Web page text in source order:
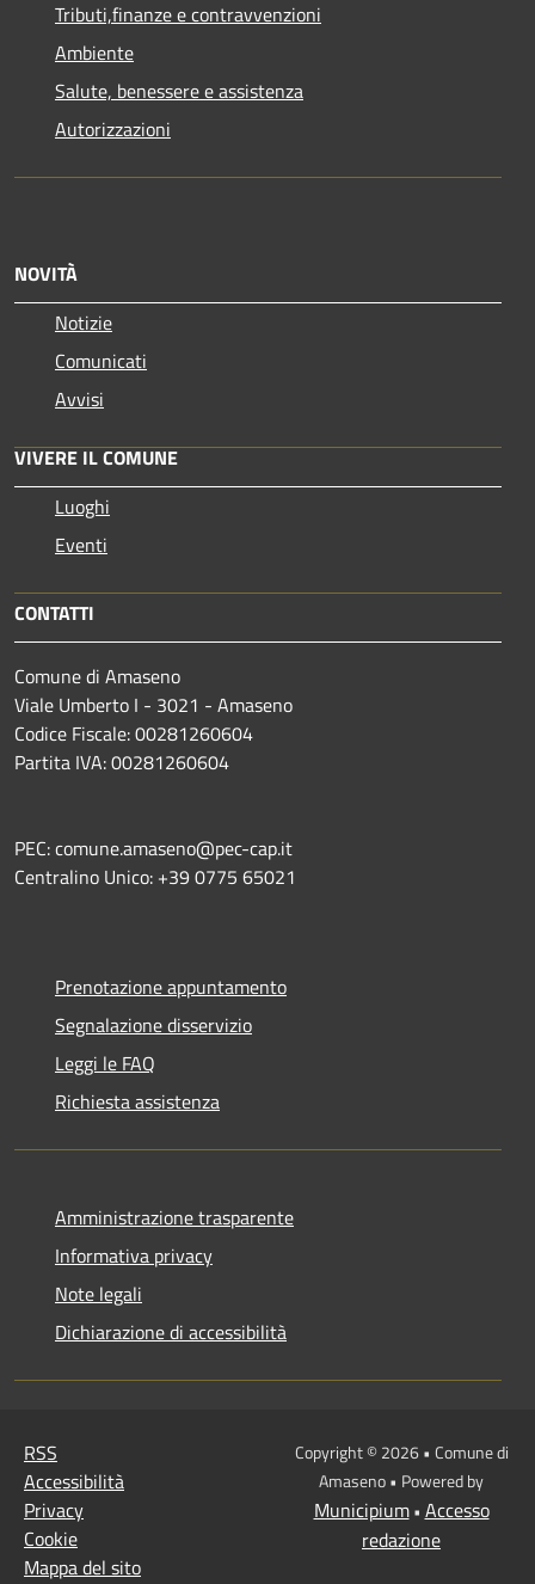
Tributi,finanze e contravvenzioni
Ambiente
Salute, benessere e assistenza
Autorizzazioni
NOVITÀ
Notizie
Comunicati
Avvisi
VIVERE IL COMUNE
Luoghi
Eventi
CONTATTI
Comune di Amaseno
Viale Umberto I - 3021 - Amaseno
Codice Fiscale: 00281260604
Partita IVA: 00281260604
PEC: comune.amaseno@pec-cap.it
Centralino Unico: +39 0775 65021
Prenotazione appuntamento
Segnalazione disservizio
Leggi le FAQ
Richiesta assistenza
Amministrazione trasparente
Informativa privacy
Note legali
Dichiarazione di accessibilità
RSS
Accessibilità
Privacy
Cookie
Mappa del sito
Copyright © 2026 • Comune di
Amaseno • Powered by
Municipium• Accesso
redazione